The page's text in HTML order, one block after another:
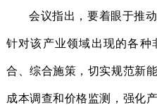
会议指出，要着眼于推
针对该产业领域出现的各种
合、综合施策，切实规范新
成本调查和价格监测，强化